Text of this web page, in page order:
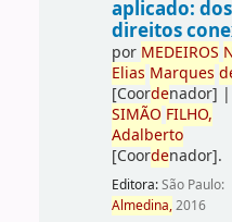
aplicado: dos
direitos
por MEDEIROS
Elias Marques
[Coordenador] |
SIMÃO FILHO,
Adalberto
[Coordenador].
Editora:São Paulo:
Almedina,2016